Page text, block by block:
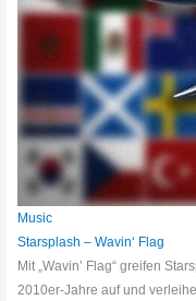
Music
Starsplash – Wavin‘ Flag
Mit „Wavin’ Flag“ greifen
2010er-Jahre auf und